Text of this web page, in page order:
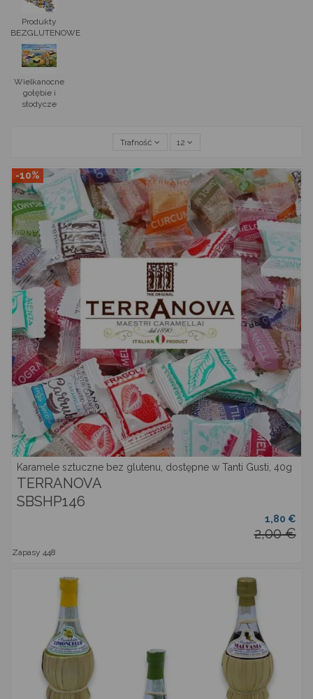
Produkty
BEZGLUTENOWE
Wielkanocne
gołębie i
słodycze
Trafność 12
-10%
Karamele sztuczne bez glutenu, dostępne w Tanti Gusti, 40g
TERRANOVA
SBSHP146
1,80 €
2,00 €
Zapasy 448